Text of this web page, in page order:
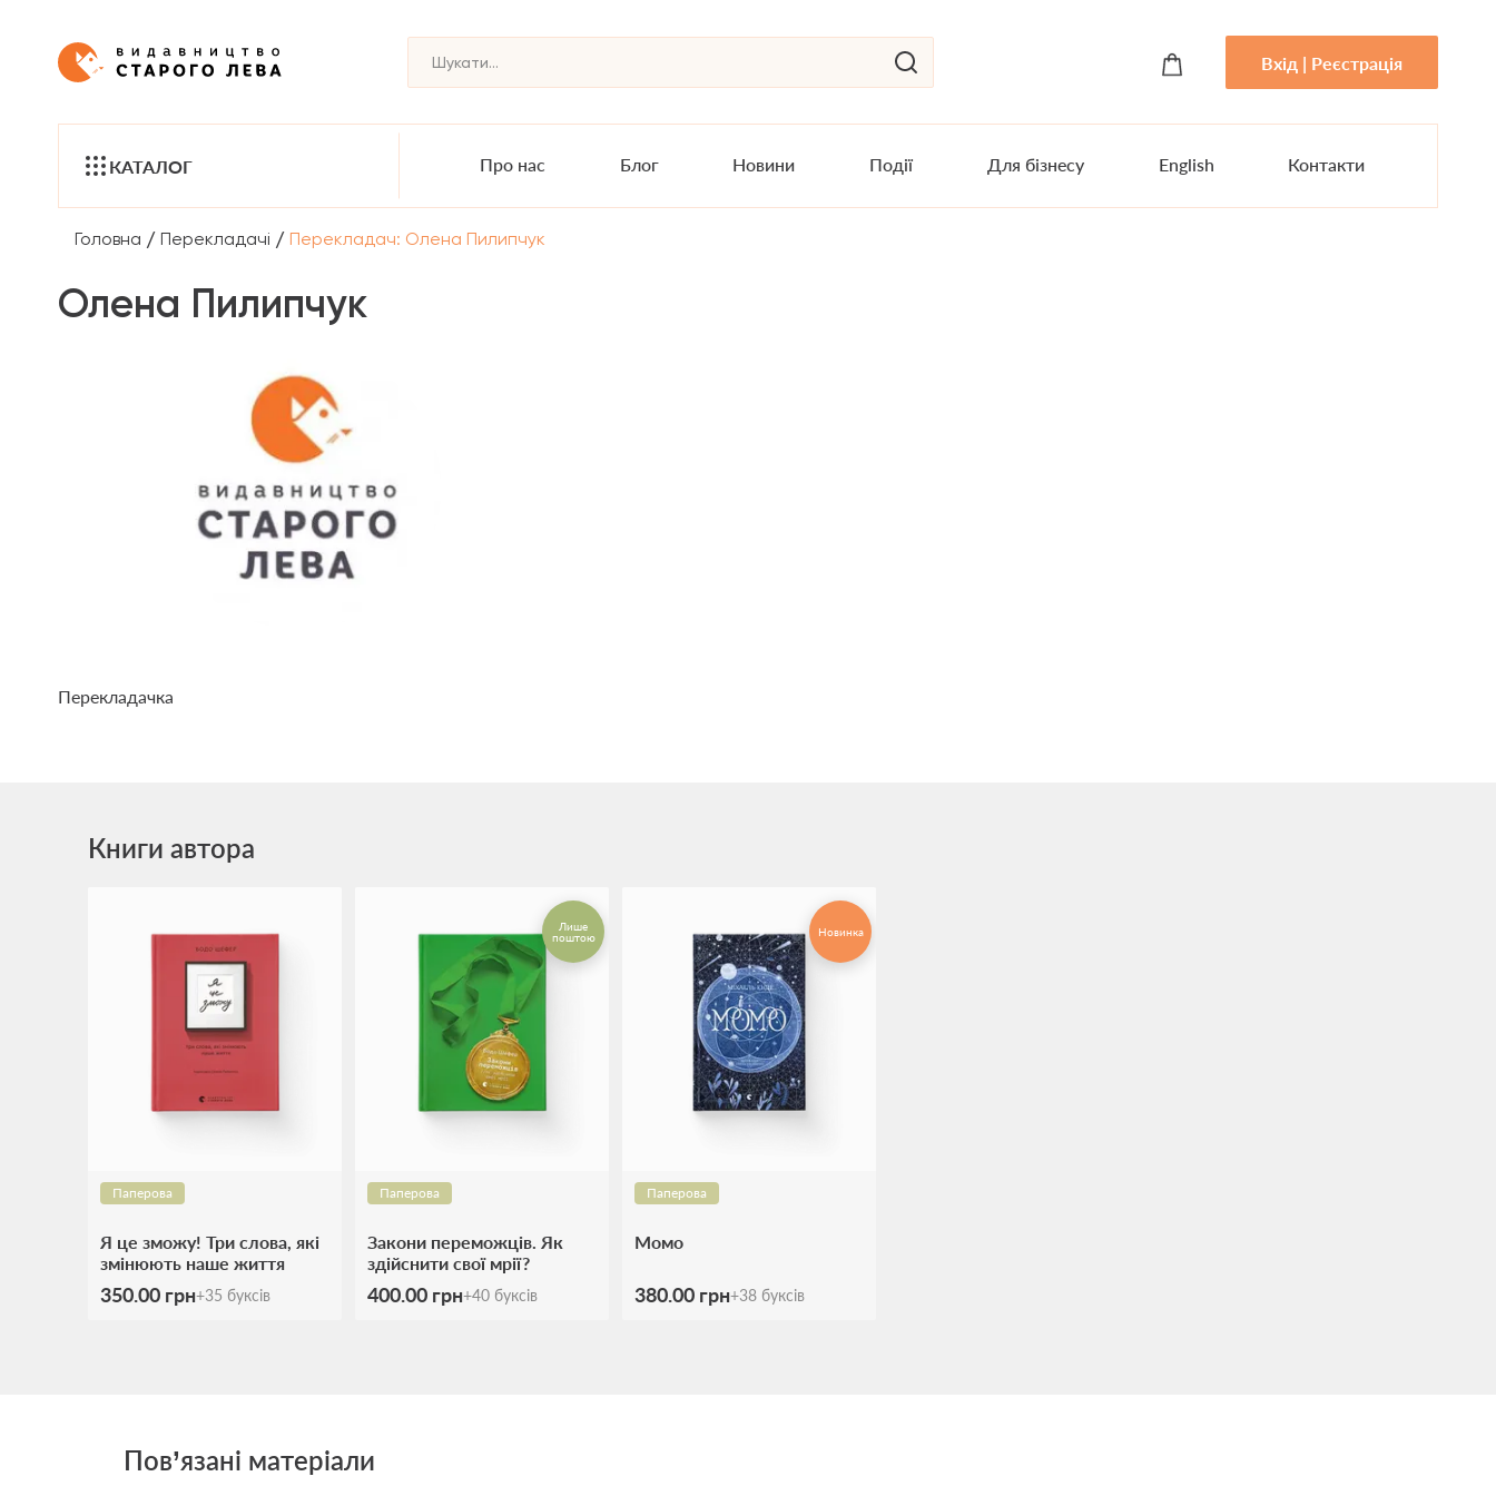
Вхід | Реєстрація
КАТАЛОГ Про нас Блог Новини Події Для бізнесу English Контакти
Головна / Перекладачі / Перекладач: Олена Пилипчук
Олена Пилипчук
Перекладачка
Книги автора
Паперова
Я це зможу! Три слова, які
змінюють наше життя
350.00 грн+35 буксів
Лише
поштою
Паперова
Закони переможців. Як
здійснити cвої мрії?
400.00 грн+40 буксів
Новинка
Паперова
Момо
380.00 грн+38 буксів
Пов’язані матеріали